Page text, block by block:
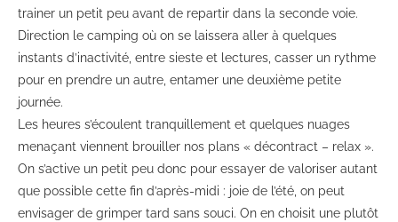
trainer un petit peu avant de repartir dans la seconde voie.
Direction le camping où on se laissera aller à quelques
instants d’inactivité, entre sieste et lectures, casser un rythme
pour en prendre un autre, entamer une deuxième petite
journée.
Les heures s’écoulent tranquillement et quelques nuages
menaçant viennent brouiller nos plans « décontract – relax ».
On s’active un petit peu donc pour essayer de valoriser autant
que possible cette fin d’après-midi : joie de l’été, on peut
envisager de grimper tard sans souci. On en choisit une plutôt